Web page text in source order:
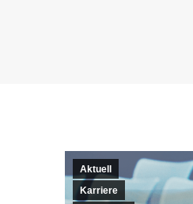
Aktuell
Karriere